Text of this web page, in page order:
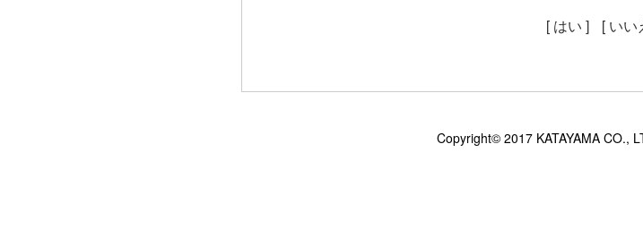
[ はい ] [ いい
Copyright© 2017 KATAYAMA CO.,